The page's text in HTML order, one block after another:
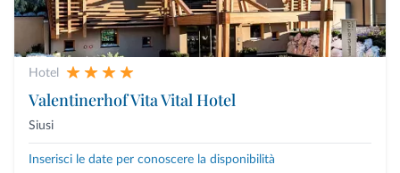
Hotel
Valentinerhof Vita Vital Hotel
Siusi
Inserisci le date per conoscere la disponibilità